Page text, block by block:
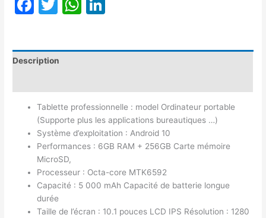
Description
Tablette professionnelle : model Ordinateur portable
(Supporte plus les applications bureautiques …)
Système d’exploitation : Android 10
Performances : 6GB RAM + 256GB Carte mémoire
MicroSD,
Processeur : Octa-core MTK6592
Capacité : 5 000 mAh Capacité de batterie longue
durée
Taille de l’écran : 10.1 pouces LCD IPS Résolution : 1280